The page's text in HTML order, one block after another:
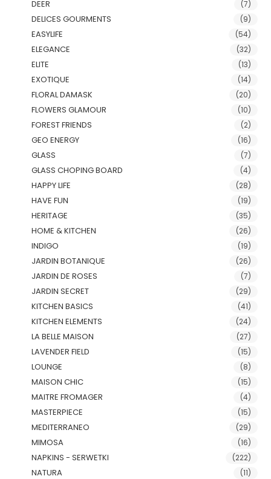
DEER (7)
DELICES GOURMENTS (9)
EASYLIFE (54)
ELEGANCE (32)
ELITE (13)
EXOTIQUE (14)
FLORAL DAMASK (20)
FLOWERS GLAMOUR (10)
FOREST FRIENDS (2)
GEO ENERGY (16)
GLASS (7)
GLASS CHOPING BOARD (4)
HAPPY LIFE (28)
HAVE FUN (19)
HERITAGE (35)
HOME & KITCHEN (26)
INDIGO (19)
JARDIN BOTANIQUE (26)
JARDIN DE ROSES (7)
JARDIN SECRET (29)
KITCHEN BASICS (41)
KITCHEN ELEMENTS (24)
LA BELLE MAISON (27)
LAVENDER FIELD (15)
LOUNGE (8)
MAISON CHIC (15)
MAITRE FROMAGER (4)
MASTERPIECE (15)
MEDITERRANEO (29)
MIMOSA (16)
NAPKINS - SERWETKI (222)
NATURA (11)